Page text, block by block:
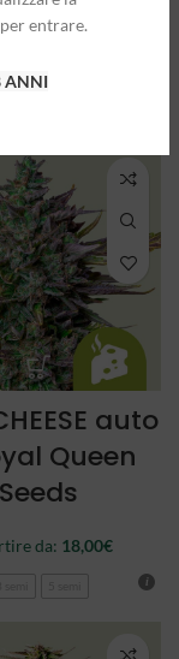
entrare.
ANNI
Seeds
auto
Queen
Seeds
da: 18,00€